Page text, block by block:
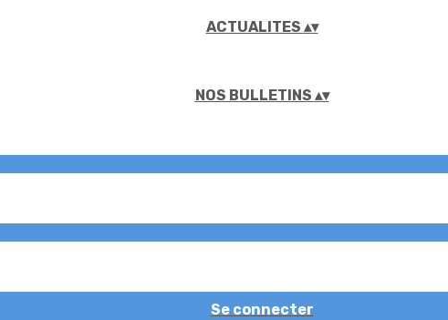
ACTUALITES ▴▾
NOS BULLETINS ▴▾
Se connecter